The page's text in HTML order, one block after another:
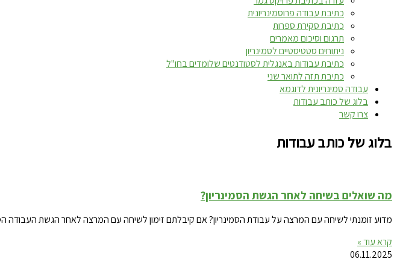
כתיבת עבודה פרוסמינריונית
כתיבת סקירת ספרות
תרגום וסיכום מאמרים
ניתוחים סטטיסטיים לסמינריון
כתיבת עבודות באנגלית לסטודנטים שלומדים בחו"ל
כתיבת תזה לתואר שני
עבודה סמינריונית לדוגמא
בלוג של כותב עבודות
צרו קשר
בלוג של כותב עבודות
מה שואלים בשיחה לאחר הגשת הסמינריון?
מדוע זומנתי לשיחה עם המרצה על עבודת הסמינריון? אם קיבלתם זימון לשיחה עם המרצה לאחר הגשת העבודה
קרא עוד »
06.11.2025